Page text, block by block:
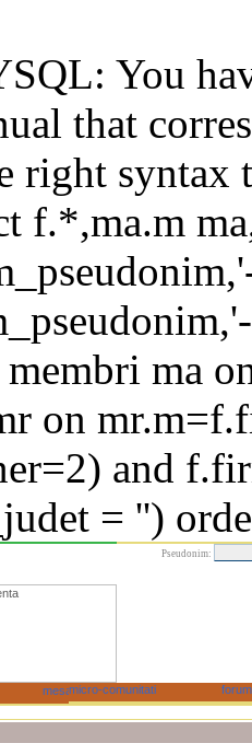
You
that
right syntax
f.*,ma.m
ma
on
and
= '')
Pseudonim: